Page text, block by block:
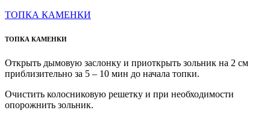
ТОПКА КАМЕНКИ
ТОПКА КАМЕНКИ
Открыть дымовую заслонку и приоткрыть зольник на 2 см
приблизительно за 5 – 10 мин до начала топки.
Очистить колосниковую решетку и при необходимости
опорожнить зольник.